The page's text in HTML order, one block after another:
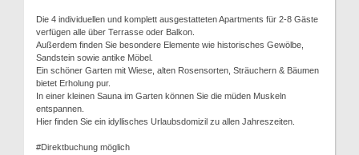
Die 4 individuellen und komplett ausgestatteten Apartments für 2-8 Gäste
verfügen alle über Terrasse oder Balkon.
Außerdem finden Sie besondere Elemente wie historisches Gewölbe,
Sandstein sowie antike Möbel.
Ein schöner Garten mit Wiese, alten Rosensorten, Sträuchern & Bäumen
bietet Erholung pur.
In einer kleinen Sauna im Garten können Sie die müden Muskeln
entspannen.
Hier finden Sie ein idyllisches Urlaubsdomizil zu allen Jahreszeiten.
#Direktbuchung möglich